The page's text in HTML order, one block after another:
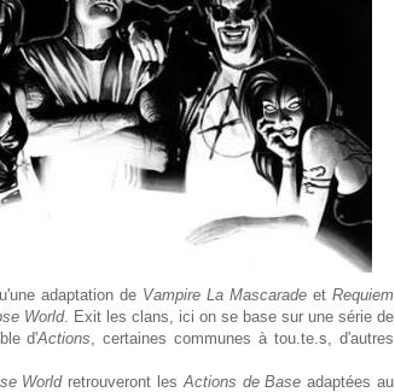
adaptation de Vampire La Mascarade et Requiem
World. Exit les clans, ici on se base sur une série de
d'Actions , certaines communes à tou.te.s, d'autres
Worldretrouveront les Actions de Base adaptées au